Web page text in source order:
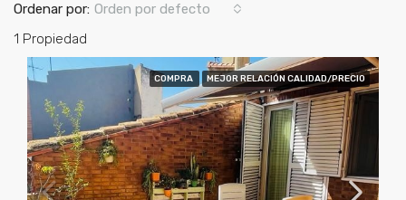
1 Propiedad
Ordenar por: Orden por defecto
COMPRA MEJOR RELACIÓN CALIDAD/PRECIO